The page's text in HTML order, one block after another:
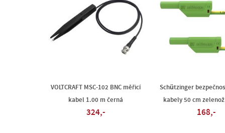
VOLTCRAFT MSC-102 BNC měřicí
kabel 1.00 m černá
324,-
Schützinger
kabely 50 cm
168,-